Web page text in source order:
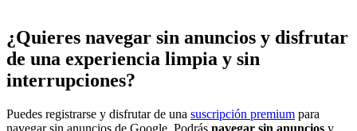
¿Quieres navegar sin anuncios y disfrutar
de una experiencia limpia y sin
interrupciones?
Puedes registrarse y disfrutar de una suscripción premium para